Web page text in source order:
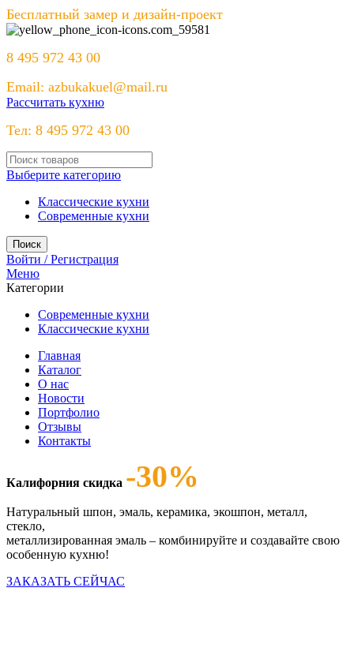
Бесплатный замер и дизайн-проект
8 495 972 43 00
Email: azbukakuel@mail.ru
Рассчитать кухню
Тел: 8 495 972 43 00
Выберите категорию
Классические кухни
Современные кухни
Поиск
Войти / Регистрация
Меню
Категории
Современные кухни
Классические кухни
Главная
Каталог
О нас
Новости
Портфолио
Отзывы
Контакты
Калифорния скидка -30%
Натуральный шпон, эмаль, керамика, экошпон, металл,
стекло,
металлизированная эмаль – комбинируйте и создавайте свою
особенную кухню!
ЗАКАЗАТЬ СЕЙЧАС